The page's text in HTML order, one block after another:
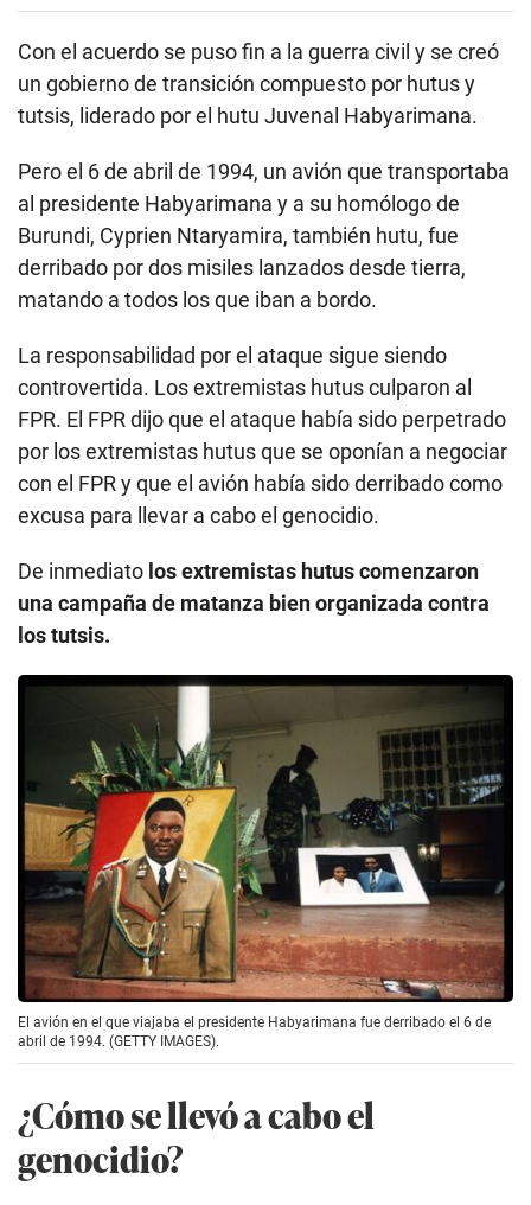
Con el acuerdo se puso fin a la guerra civil y se creó
un gobierno de transición compuesto por hutus y
tutsis, liderado por el hutu Juvenal Habyarimana.
Pero el 6 de abril de 1994, un avión que transportaba
al presidente Habyarimana y a su homólogo de
Burundi, Cyprien Ntaryamira, también hutu, fue
derribado por dos misiles lanzados desde tierra,
matando a todos los que iban a bordo.
La responsabilidad por el ataque sigue siendo
controvertida. Los extremistas hutus culparon al
FPR. El FPR dijo que el ataque había sido perpetrado
por los extremistas hutus que se oponían a negociar
con el FPR y que el avión había sido derribado como
excusa para llevar a cabo el genocidio.
De inmediato los extremistas hutus comenzaron
una campaña de matanza bien organizada contra
los tutsis.
El avión en el que viajaba el presidente Habyarimana fue derribado el 6 de
abril de 1994. (GETTY IMAGES).
¿Cómo se llevó a cabo el
genocidio?